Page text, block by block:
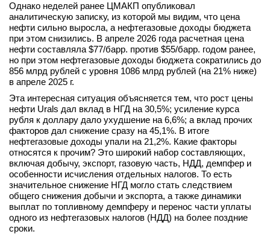
Однако неделей ранее ЦМАКП опубликовал
аналитическую записку, из которой мы видим, что цена
нефти сильно выросла, а нефтегазовые доходы бюджета
при этом снизились. В апреле 2026 года расчетная цена
нефти составляла $77/барр. против $55/барр. годом ранее,
но при этом нефтегазовые доходы бюджета сократились до
856 млрд рублей с уровня 1086 млрд рублей (на 21% ниже)
в апреле 2025 г.
Эта интересная ситуация объясняется тем, что рост цены
нефти Urals дал вклад в НГД на 30,5%; усиление курса
рубля к доллару дало ухудшение на 6,6%; а вклад прочих
факторов дал снижение сразу на 45,1%. В итоге
нефтегазовые доходы упали на 21,2%. Какие факторы
относятся к прочим? Это широкий набор составляющих,
включая добычу, экспорт, газовую часть, НДД, демпфер и
особенности исчисления отдельных налогов. То есть
значительное снижение НГД могло стать следствием
общего снижения добычи и экспорта, а также динамики
выплат по топливному демпферу и перенос части уплаты
одного из нефтегазовых налогов (НДД) на более поздние
сроки.